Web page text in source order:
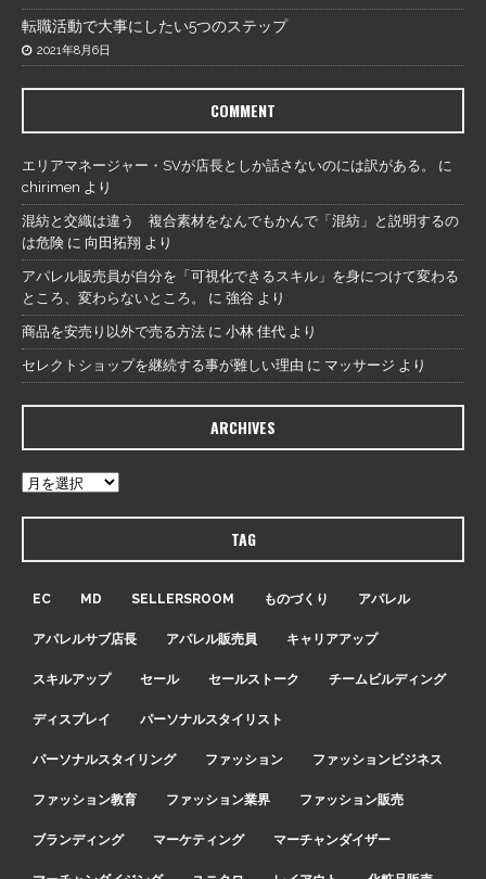
転職活動で大事にしたい5つのステップ
2021年8月6日
COMMENT
エリアマネージャー・SVが店長としか話さないのには訳がある。
に
chirimen より
混紡と交織は違う 複合素材をなんでもかんで「混紡」と説明するの
は危険 に 向田拓翔 より
アパレル販売員が自分を「可視化できるスキル」を身につけて変わる
ところ、変わらないところ。
に 強谷 より
商品を安売り以外で売る方法 に 小林 佳代 より
セレクトショップを継続する事が難しい理由 に マッサージ より
ARCHIVES
TAG
EC MD SELLERSROOM ものづくり アパレル
アパレルサブ店長 アパレル販売員 キャリアアップ
スキルアップ セール セールストーク チームビルディング
ディスプレイ パーソナルスタイリスト
パーソナルスタイリング ファッション ファッションビジネス
ファッション教育 ファッション業界 ファッション販売
ブランディング マーケティング マーチャンダイザー